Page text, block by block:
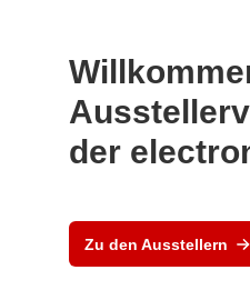
der
Zu den Ausstellern